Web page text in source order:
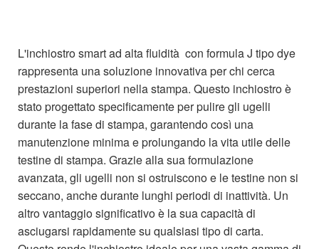
L'inchiostro smart ad alta fluidità con formula J tipo dye
rappresenta una soluzione innovativa per chi cerca
prestazioni superiori nella stampa. Questo inchiostro è
stato progettato specificamente per pulire gli ugelli
durante la fase di stampa, garantendo così una
manutenzione minima e prolungando la vita utile delle
testine di stampa. Grazie alla sua formulazione
avanzata, gli ugelli non si ostruiscono e le testine non si
seccano, anche durante lunghi periodi di inattività. Un
altro vantaggio significativo è la sua capacità di
asciugarsi rapidamente su qualsiasi tipo di carta.